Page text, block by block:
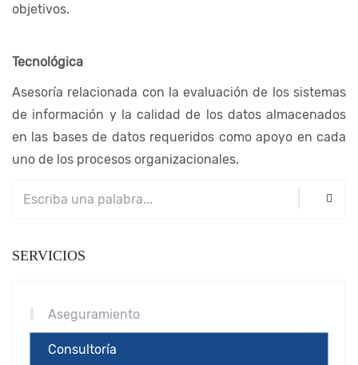
objetivos.
Tecnológica
Asesoría relacionada con la evaluación de los sistemas
de información y la calidad de los datos almacenados
en las bases de datos requeridos como apoyo en cada
uno de los procesos organizacionales.
SERVICIOS
Aseguramiento
Consultoría